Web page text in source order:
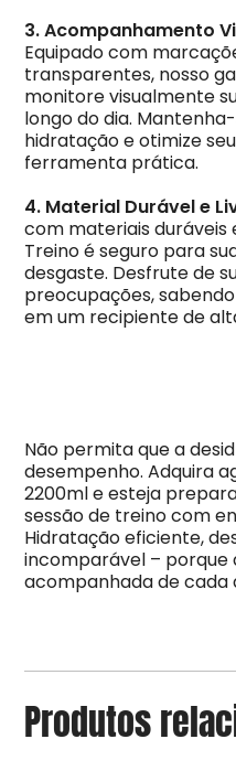
3. Acompanhamento
Equipado com
transparentes, nosso
monitore visualmente
longo do dia.
hidratação e otimize
ferramenta prática.
4. Material Durável e
com materiais duráveis
Treino é seguro para
desgaste. Desfrute de
preocupações,
em um recipiente de
Não permita que a
desempenho. Adquira
2200ml e esteja
sessão de treino com
Hidratação eficiente,
incomparável – porque
acompanhada de cada
Produtos